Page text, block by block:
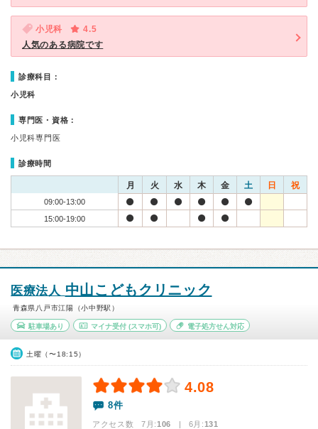
小児科
4.5
人気のある病院です
診療科目：
小児科
専門医・資格：
小児科専門医
診療時間
月 火 水 木 金 土 日 祝
09:00-13:00
15:00-19:00
医療法人 中山こどもクリニック
青森県八戸市江陽（小中野駅）
駐車場あり マイナ受付(スマホ可) 電子処方せん対応
土曜（〜18:15）
4.08
8件
アクセス数 7月:106 | 6月:131